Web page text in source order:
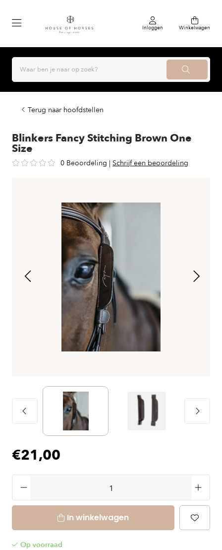
Inloggen Winkelwagen
Terug naar hoofdstellen
Blinkers Fancy Stitching Brown One
Size
0 Beoordeling | Schrijf een beoordeling
€21,00
In winkelwagen
Op voorraad